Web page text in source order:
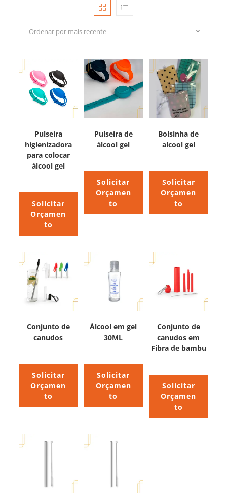
Ordenar por mais recente
Pulseira
higienizadora
para colocar
álcool gel
Solicitar
Orçamen
to
Pulseira de
àlcool gel
Solicitar
Orçamen
to
Bolsinha de
alcool gel
Solicitar
Orçamen
to
Conjunto de
canudos
Solicitar
Orçamen
to
Álcool em gel
30ML
Solicitar
Orçamen
to
Conjunto de
canudos em
Fibra de bambu
Solicitar
Orçamen
to